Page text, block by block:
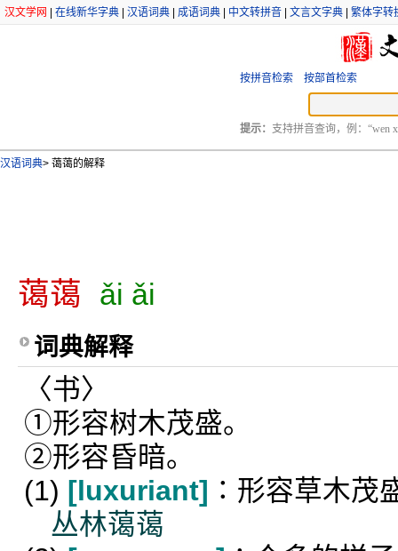
汉文学网 在线新华字典 汉语词典 成语词典 中文转拼音 文言文字典 繁体字转
按拼音检索 按部首检索
提示： 支持拼音查询，例：“wen
汉语词典> 蔼蔼的解释
蔼蔼 ǎi ǎi
词典解释
〈书〉
①形容树木茂盛。
②形容昏暗。
(1) [luxuriant] ∶形容草木茂
丛林蔼蔼